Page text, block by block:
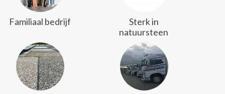
Familiaal bedrijf
Sterk in
natuursteen